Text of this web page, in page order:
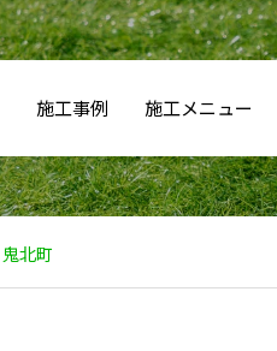
施工事例 施工メニュー
鬼北町